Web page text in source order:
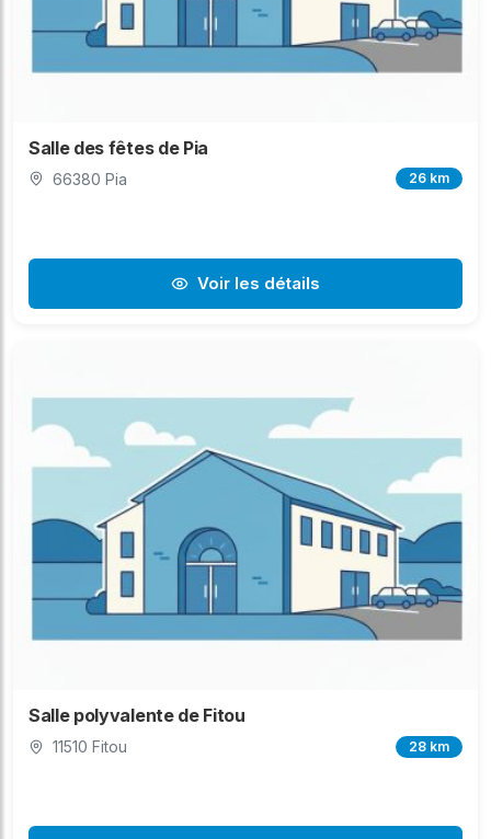
Salle des fêtes de Pia
66380 Pia 26 km
Voir les détails
Salle polyvalente de Fitou
11510 Fitou 28 km